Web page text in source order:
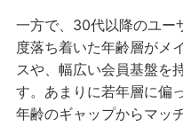
一方で、30代以降のユー
度落ち着いた年齢層がメ
スや、幅広い会員基盤を
す。あまりに若年層に偏
年齢のギャップからマッ